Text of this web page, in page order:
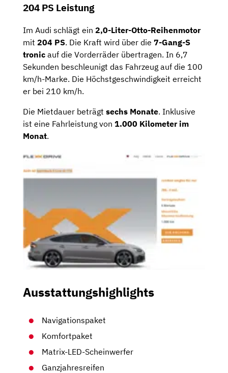
204 PS Leistung
Im Audi schlägt ein 2,0-Liter-Otto-Reihenmotor
mit 204 PS. Die Kraft wird über die 7-Gang-S
tronic auf die Vorderräder übertragen. In 6,7
Sekunden beschleunigt das Fahrzeug auf die 100
km/h-Marke. Die Höchstgeschwindigkeit erreicht
er bei 210 km/h.
Die Mietdauer beträgt sechs Monate. Inklusive
ist eine Fahrleistung von 1.000 Kilometer im
Monat.
Ausstattungshighlights
Navigationspaket
Komfortpaket
Matrix-LED-Scheinwerfer
Ganzjahresreifen